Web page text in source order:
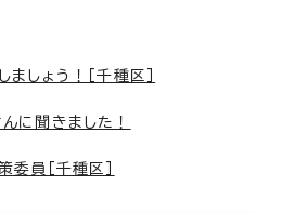
しょう！［千種区］
に聞きました！
委員［千種区］